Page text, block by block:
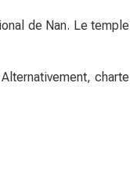
de Nan. Le temple
charte